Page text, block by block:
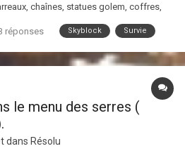
chaînes, statues golem, coffres,
réponses Skyblock Survie
le menu des serres (
dans Résolu